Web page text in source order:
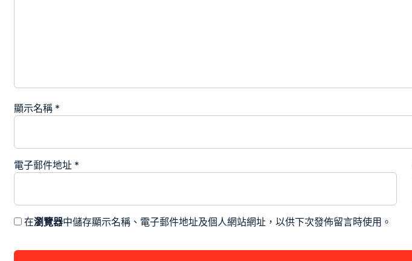
顯示名稱 *
電子郵件地址 *
在瀏覽器中儲存顯示名稱、電子郵件地址及個人網站網址，以供下次發佈留言時使用。